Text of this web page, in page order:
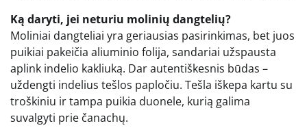
Ką daryti, jei neturiu molinių dangtelių?
Moliniai dangteliai yra geriausias pasirinkimas, bet juos
puikiai pakeičia aliuminio folija, sandariai užspausta
aplink indelio kakliuką. Dar autentiškesnis būdas –
uždengti indelius tešlos papločiu. Tešla iškepa kartu su
troškiniu ir tampa puikia duonele, kurią galima
suvalgyti prie čanachų.